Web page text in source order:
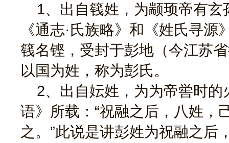
1、出自篯姓，为颛顼帝有玄
《通志·氏族略》和《姓氏寻
篯名铿，受封于彭地（今江苏
以国为姓，称为彭氏。
2、出自妘姓，为为帝喾时的
语》所载：“祝融之后，八姓，
之。”此说是讲彭姓为祝融之后